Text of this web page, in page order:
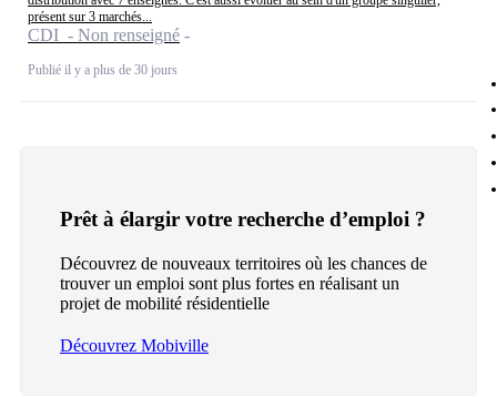
présent sur 3 marchés...
CDI - Non renseigné
Publié il y a plus de 30 jours
Prêt à élargir votre recherche d’emploi ?
Découvrez de nouveaux territoires où les chances de
trouver un emploi sont plus fortes en réalisant un
projet de mobilité résidentielle
Découvrez Mobiville